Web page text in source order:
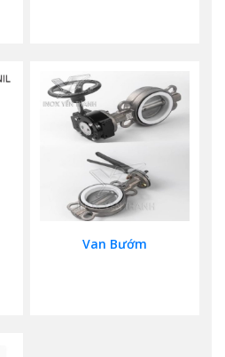
Van Bướm